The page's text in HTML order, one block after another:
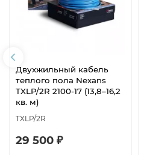
Двухжильный кабель
теплого пола Nexans
TXLP/2R 2100-17 (13,8–16,2
кв. м)
TXLP/2R
29 500 ₽